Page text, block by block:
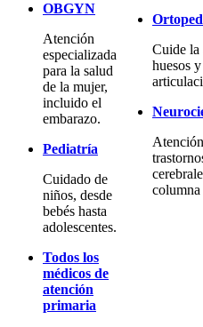
OBGYN
Atención
especializada
para la salud
de la mujer,
incluido el
embarazo.
Pediatría
Cuidado de
niños, desde
bebés hasta
adolescentes.
Todos los
médicos de
atención
primaria
Cuide la
huesos y